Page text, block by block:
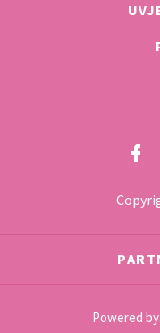
Powered by: